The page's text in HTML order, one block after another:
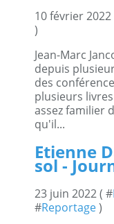
10 février 2022
)
Jean-Marc
depuis
des
plusieurs
assez familier
qu'il...
Etienne
sol -
23 juin 2022 ( #
#Reportage)